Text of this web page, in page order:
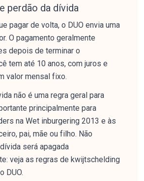
perdão da dívida
pagar de volta, o DUO envia uma
O pagamento geralmente
depois de terminar o
tem até 10 anos, com juros e
valor mensal fixo.
não é uma regra geral para
principalmente para
na Wet inburgering 2013 e às
pai, mãe ou filho. Não
será apagada
veja as regras de kwijtschelding
DUO.